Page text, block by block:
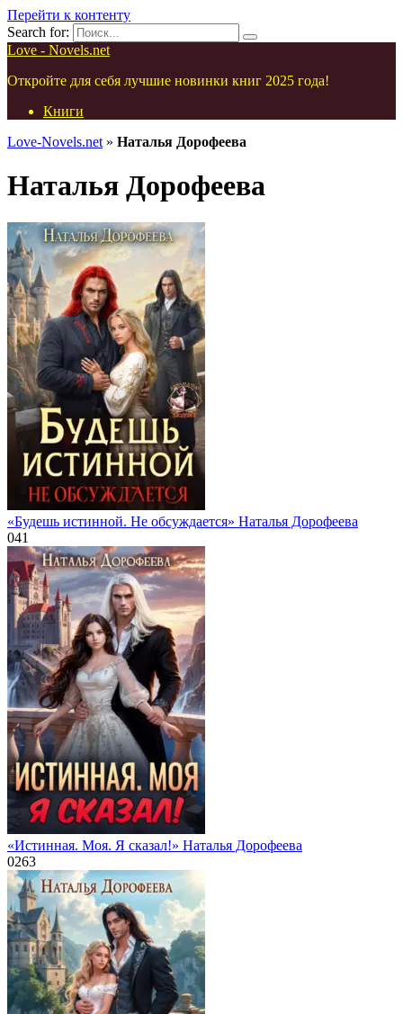
Перейти к контенту
Search for:
Love - Novels.net
Откройте для себя лучшие новинки книг 2025 года!
Книги
Love-Novels.net » Наталья Дорофеева
Наталья Дорофеева
«Будешь истинной. Не обсуждается» Наталья Дорофеева
041
«Истинная. Моя. Я сказал!» Наталья Дорофеева
0263